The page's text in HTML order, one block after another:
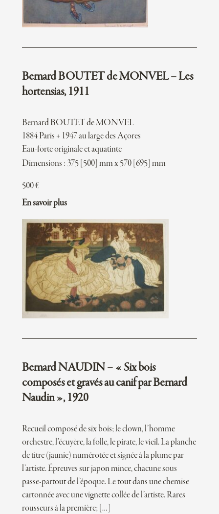
Bernard BOUTET de MONVEL – Les
hortensias, 1911
Bernard BOUTET de MONVEL
1884 Paris + 1947 au large des Açores
Eau-forte originale et aquatinte
Dimensions : 375 [500] mm x 570 [695] mm
500€
En savoir plus
Bernard NAUDIN – « Six bois
composés et gravés au canif par Bernard
Naudin », 1920
Recueil composé de six bois; le clown, l’homme
orchestre, l’écuyère, la folle, le pirate, le vieil. La planche
de titre (jaunie) numérotée et signée à la plume par
l’artiste. Épreuves sur japon mince, chacune sous
passe-partout de l’époque. Le tout dans une chemise
cartonnée avec une vignette collée de l’artiste. Rares
rousseurs à la première; […]